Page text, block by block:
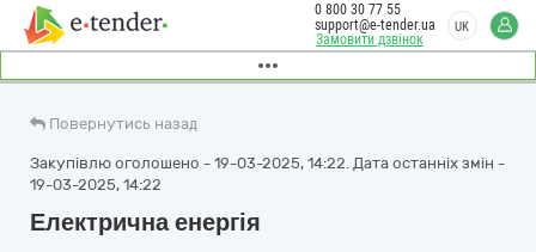
Замовити дзвінок
0 800 30 77 55
support@e-tender.ua
UK
Повернутись назад
Закупівлю оголошено - 19-03-2025, 14:22. Дата останніх змін -
19-03-2025, 14:22
Електрична енергія